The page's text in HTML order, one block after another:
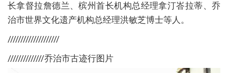
长拿督拉詹德兰、槟州首长机构总经理拿汀峇拉蒂、乔
治市世界文化遗产机构总经理洪敏芝博士等人。
////////////////////
//////////////乔治市古迹行图片